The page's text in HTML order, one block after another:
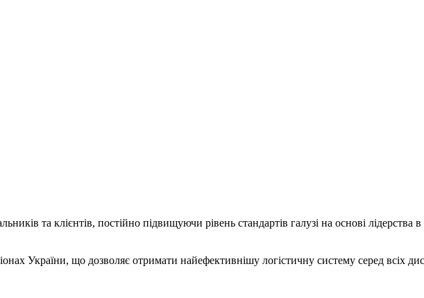
та клієнтів, постійно підвищуючи рівень стандартів галузі на основі
України, що дозволяє отримати найефективнішу логістичну систему серед всіх